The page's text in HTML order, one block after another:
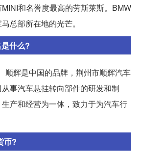
和名誉度最高的劳斯莱斯。BMW
总部所在地的光芒。
什么?
顺辉是中国的品牌，荆州市顺辉汽车
事汽车悬挂转向部件的研发和制
产和经营为一体，致力于为汽车行
币?